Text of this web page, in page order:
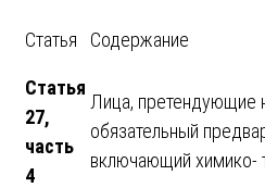
Статья Содержание
Статья
27,
часть
4
Лица, претендующие
обязательный
включающий химико-